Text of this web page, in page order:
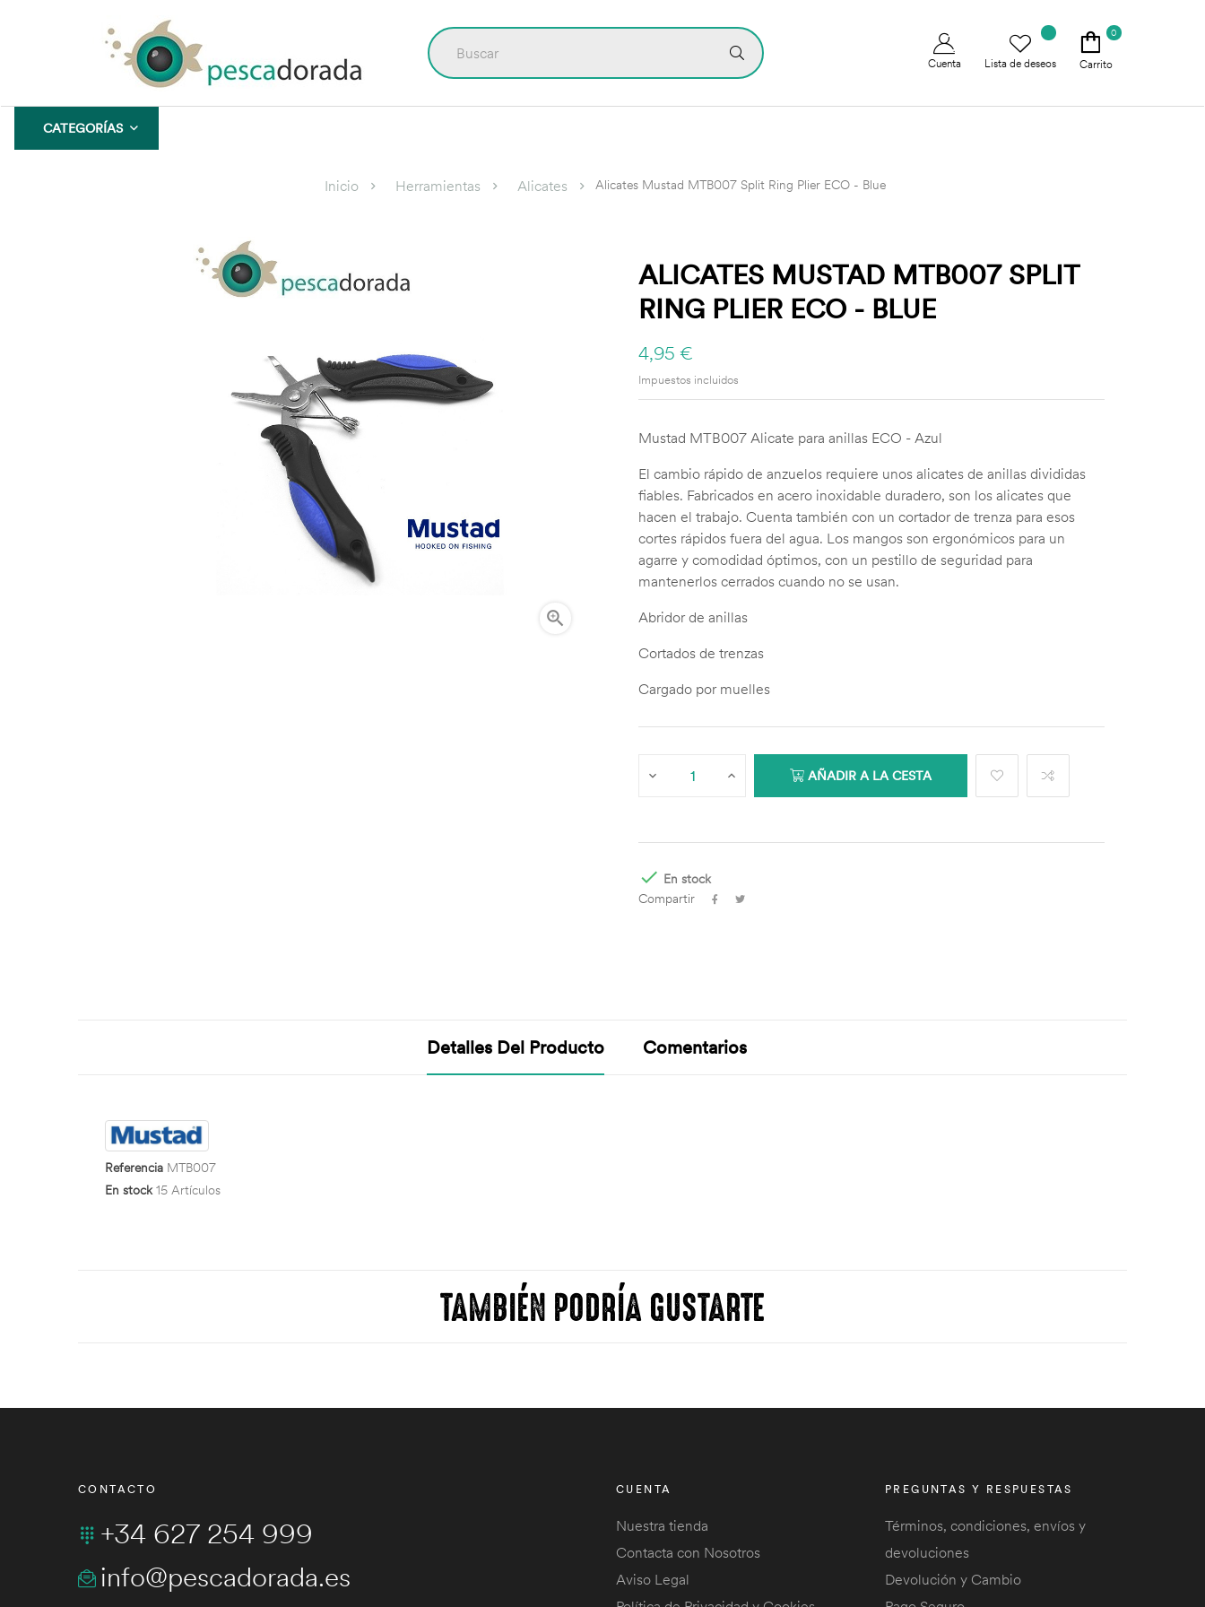
Cuenta Lista de deseos
0
Carrito
CATEGORÍAS
Inicio Herramientas Alicates Alicates Mustad MTB007 Split Ring Plier ECO - Blue

ALICATES MUSTAD MTB007 SPLIT
RING PLIER ECO - BLUE
4,95 €
Impuestos incluidos
Mustad MTB007 Alicate para anillas ECO - Azul
El cambio rápido de anzuelos requiere unos alicates de anillas divididas
fiables. Fabricados en acero inoxidable duradero, son los alicates que
hacen el trabajo. Cuenta también con un cortador de trenza para esos
cortes rápidos fuera del agua. Los mangos son ergonómicos para un
agarre y comodidad óptimos, con un pestillo de seguridad para
mantenerlos cerrados cuando no se usan.
Abridor de anillas
Cortados de trenzas
Cargado por muelles
AÑADIR A LA CESTA
 En stock
Compartir
Detalles Del Producto Comentarios
Referencia MTB007
En stock 15 Artículos
TAMBIÉN PODRÍA GUSTARTE
CONTACTO
+34 627 254 999
info@pescadorada.es
CUENTA
Nuestra tienda
Contacta con Nosotros
Aviso Legal
PREGUNTAS Y RESPUESTAS
Términos, condiciones, envíos y
devoluciones
Devolución y Cambio